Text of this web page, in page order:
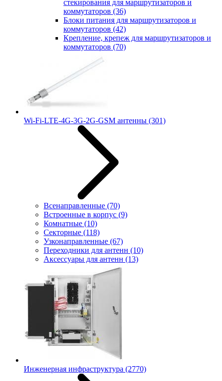
стекирования для маршрутизаторов и
коммутаторов (36)
Блоки питания для маршрутизаторов и
коммутаторов (42)
Крепление, крепеж для маршрутизаторов и
коммутаторов (70)
Wi-Fi-LTE-4G-3G-2G-GSM антенны (301)
Всенаправленные (70)
Встроенные в корпус (9)
Комнатные (10)
Секторные (118)
Узконаправленные (67)
Переходники для антенн (10)
Аксессуары для антенн (13)
Инженерная инфраструктура (2770)